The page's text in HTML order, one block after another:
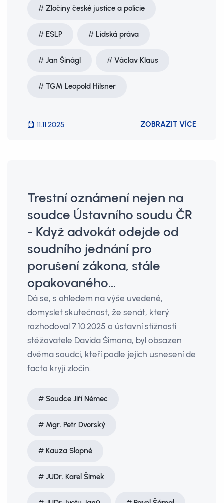
Zločiny české justice a policie
ESLP Lidská práva
Jan Šinágl Václav Klaus
TGM Leopold Hilsner
11.11.2025 ZOBRAZIT VÍCE
Trestní oznámení nejen na
soudce Ústavního soudu ČR
- Když advokát odejde od
soudního jednání pro
porušení zákona, stále
opakovaného...
Dá se, s ohledem na výše uvedené,
domyslet skutečnost, že senát, který
rozhodoval 7.10.2025 o ústavní stížnosti
stěžovatele Davida Šimona, byl obsazen
dvěma soudci, kteří podle jejich usnesení de
facto kryjí zločin.
Soudce Jiří Němec
Mgr. Petr Dvorský
Kauza Slopné
JUDr. Karel Šimek